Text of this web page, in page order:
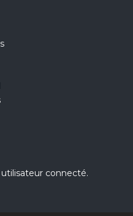
utilisateur connecté.